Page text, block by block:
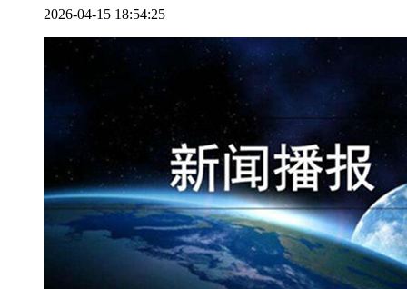
2026-04-15 18:54:25